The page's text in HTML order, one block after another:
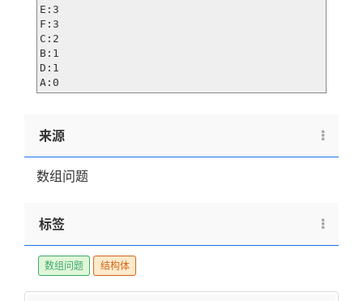
E:3
F:3
C:2
B:1
D:1
A:0
来源
数组问题
标签
数组问题 结构体